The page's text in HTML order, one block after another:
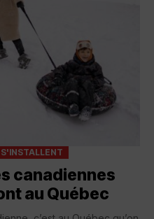
S'INSTALLENT
canadiennes
au Québec